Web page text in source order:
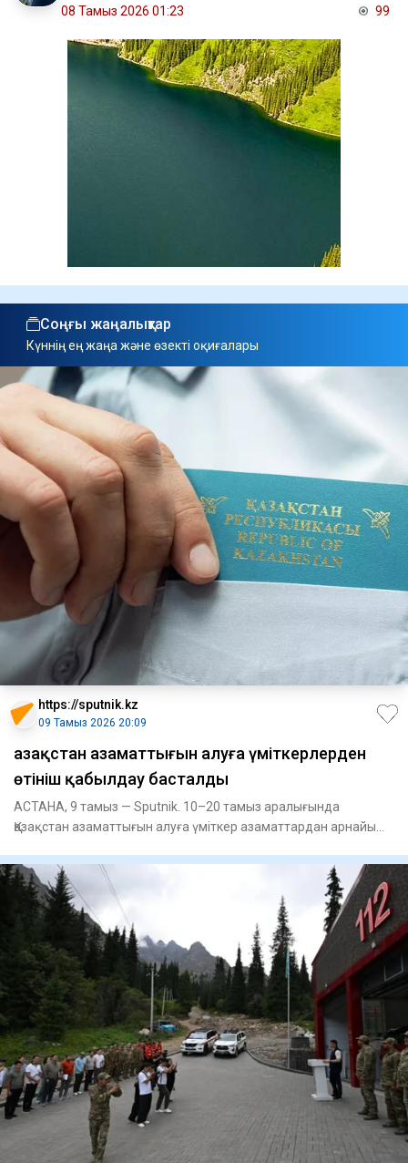
08 Тамыз 2026 01:23 99
Соңғы жаңалықтар
Күннің ең жаңа және өзекті оқиғалары
https://sputnik.kz
09 Тамыз 2026 20:09
Қазақстан азаматтығын алуға үміткерлерден
өтініш қабылдау басталды
АСТАНА, 9 тамыз — Sputnik. 10–20 тамыз аралығында
Қазақстан азаматтығын алуға үміткер азаматтардан арнайы